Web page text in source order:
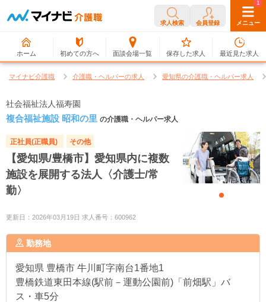
求人検索 会員登録 メニュー
ホーム 初めての方へ 面談会場一覧
0
保存した求人
1
最近見た求人
マイナビ介護職 介護職・ヘルパーの求人 愛知県の介護職・ヘルパー求人
社会福祉法人福寿園
複合福祉施設 昭和の里 の介護職・ヘルパー求人
正社員(正職員) その他
【愛知県/豊橋市】愛知県内に複数
施設を展開する法人〈介護士/常
勤〉
更新日：2026年03月19日 求人番号：600962
勤務地
愛知県 豊橋市 牛川町字南台1番地1
豊橋鉄道東田本線(駅前－運動公園前)「前畑駅」バ
ス・車5分